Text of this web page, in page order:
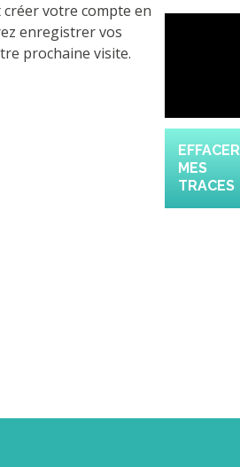
EFFACER
MES
TRACES
votre compte en
enregistrer vos
prochaine visite.